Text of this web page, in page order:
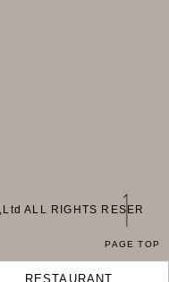
RESTAURANT
PAGE TOP
ALL RIGHTS RESER